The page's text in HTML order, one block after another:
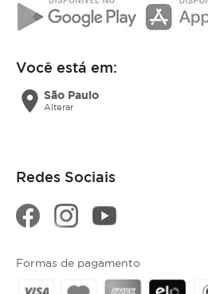
Você está em:
location_on São Paulo
Alterar
Redes Sociais
Formas de pagamento